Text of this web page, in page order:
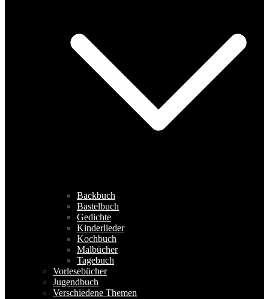
Backbuch
Bastelbuch
Gedichte
Kinderlieder
Kochbuch
Malbücher
Tagebuch
Vorlesebücher
Jugendbuch
Verschiedene Themen